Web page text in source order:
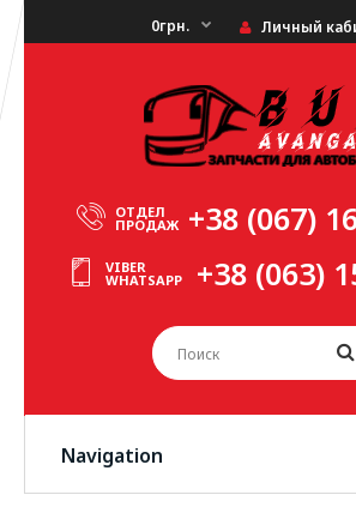
0грн. Личный
ОТДЕЛ
ПРОДАЖ +38 (067)
VIBER
WHATSAPP +38 (063)
Navigation